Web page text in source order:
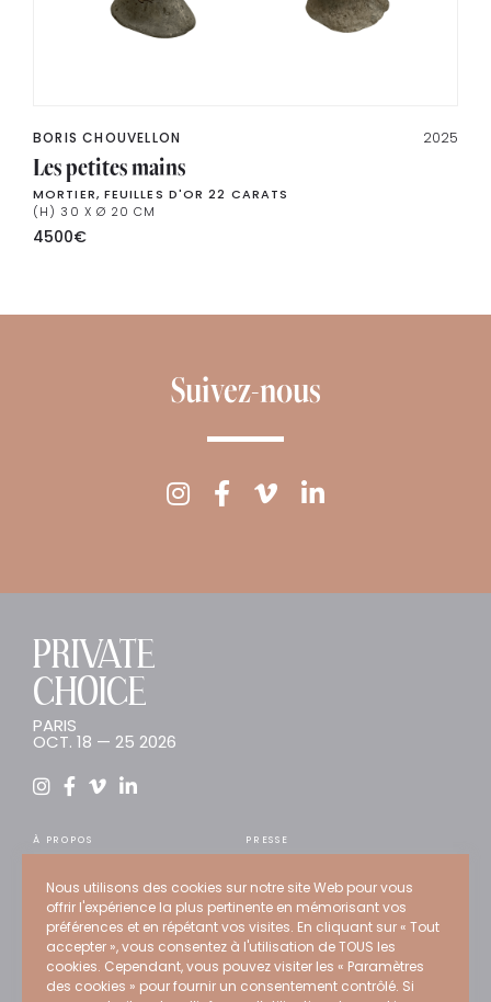
2025
BORIS CHOUVELLON
Les petites mains
MORTIER, FEUILLES D'OR 22 CARATS
(H) 30 X Ø 20 CM
4500€
Suivez-nous
PRIVATE
CHOICE
PARIS
OCT. 18 — 25 2026
À PROPOS
ARTISTES
WEB STORE
EXPERTS
ÉDITIONS PASSÉES
PRESSE
CONSEIL
RECRUTEMENT
CONTACT
Nous utilisons des cookies sur notre site Web pour vous
offrir l'expérience la plus pertinente en mémorisant vos
préférences et en répétant vos visites. En cliquant sur « Tout
accepter », vous consentez à l'utilisation de TOUS les
cookies. Cependant, vous pouvez visiter les « Paramètres
des cookies » pour fournir un consentement contrôlé. Si